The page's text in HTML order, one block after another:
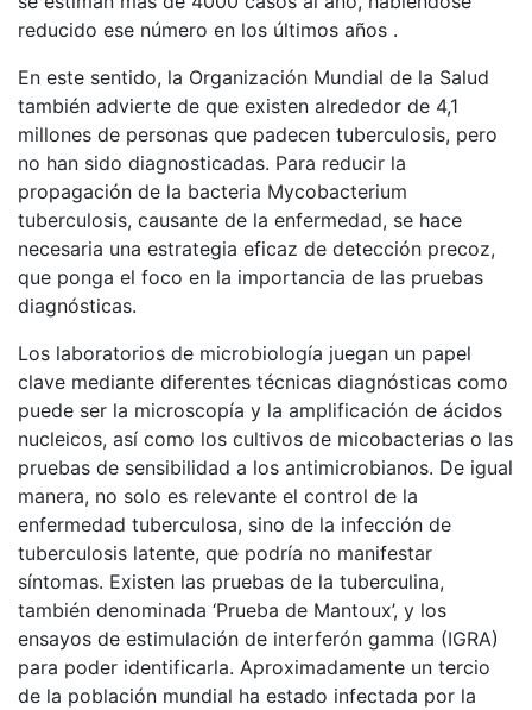
reducido ese número en los últimos años .
En este sentido, la Organización Mundial de la Salud
también advierte de que existen alrededor de 4,1
millones de personas que padecen tuberculosis, pero
no han sido diagnosticadas. Para reducir la
propagación de la bacteria Mycobacterium
tuberculosis, causante de la enfermedad, se hace
necesaria una estrategia eficaz de detección precoz,
que ponga el foco en la importancia de las pruebas
diagnósticas.
Los laboratorios de microbiología juegan un papel
clave mediante diferentes técnicas diagnósticas como
puede ser la microscopía y la amplificación de ácidos
nucleicos, así como los cultivos de micobacterias o las
pruebas de sensibilidad a los antimicrobianos. De igual
manera, no solo es relevante el control de la
enfermedad tuberculosa, sino de la infección de
tuberculosis latente, que podría no manifestar
síntomas. Existen las pruebas de la tuberculina,
también denominada ‘Prueba de Mantoux’, y los
ensayos de estimulación de interferón gamma (IGRA)
para poder identificarla. Aproximadamente un tercio
de la población mundial ha estado infectada por la